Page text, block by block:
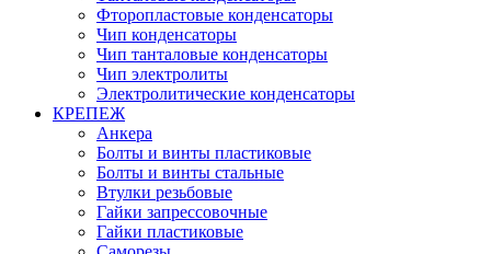
Фторопластовые конденсаторы
Чип конденсаторы
Чип танталовые конденсаторы
Чип электролиты
Электролитические конденсаторы
КРЕПЕЖ
Анкера
Болты и винты пластиковые
Болты и винты стальные
Втулки резьбовые
Гайки запрессовочные
Гайки пластиковые